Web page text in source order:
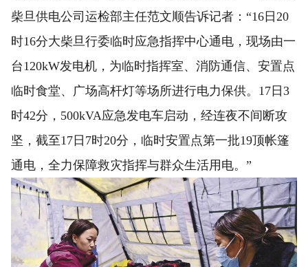
柴旦供电公司运检部主任范文顺告诉记者：“16日20
时16分大柴旦行委临时应急指挥中心通电，现场由一
台120kW发电机，为临时指挥室、消防通信、安置点
临时食堂、广场高杆灯等场所进行电力保供。17日3
时42分，500kVA应急发电车启动，经连夜不间断攻
坚，截至17日7时20分，临时安置点第一批19顶帐篷
通电，全力保障救灾指挥与群众生活用电。”